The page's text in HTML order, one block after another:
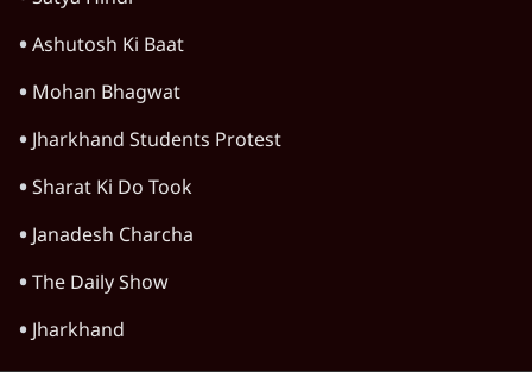
Ashutosh Ki Baat
Mohan Bhagwat
Jharkhand Students Protest
Sharat Ki Do Took
Janadesh Charcha
The Daily Show
Jharkhand